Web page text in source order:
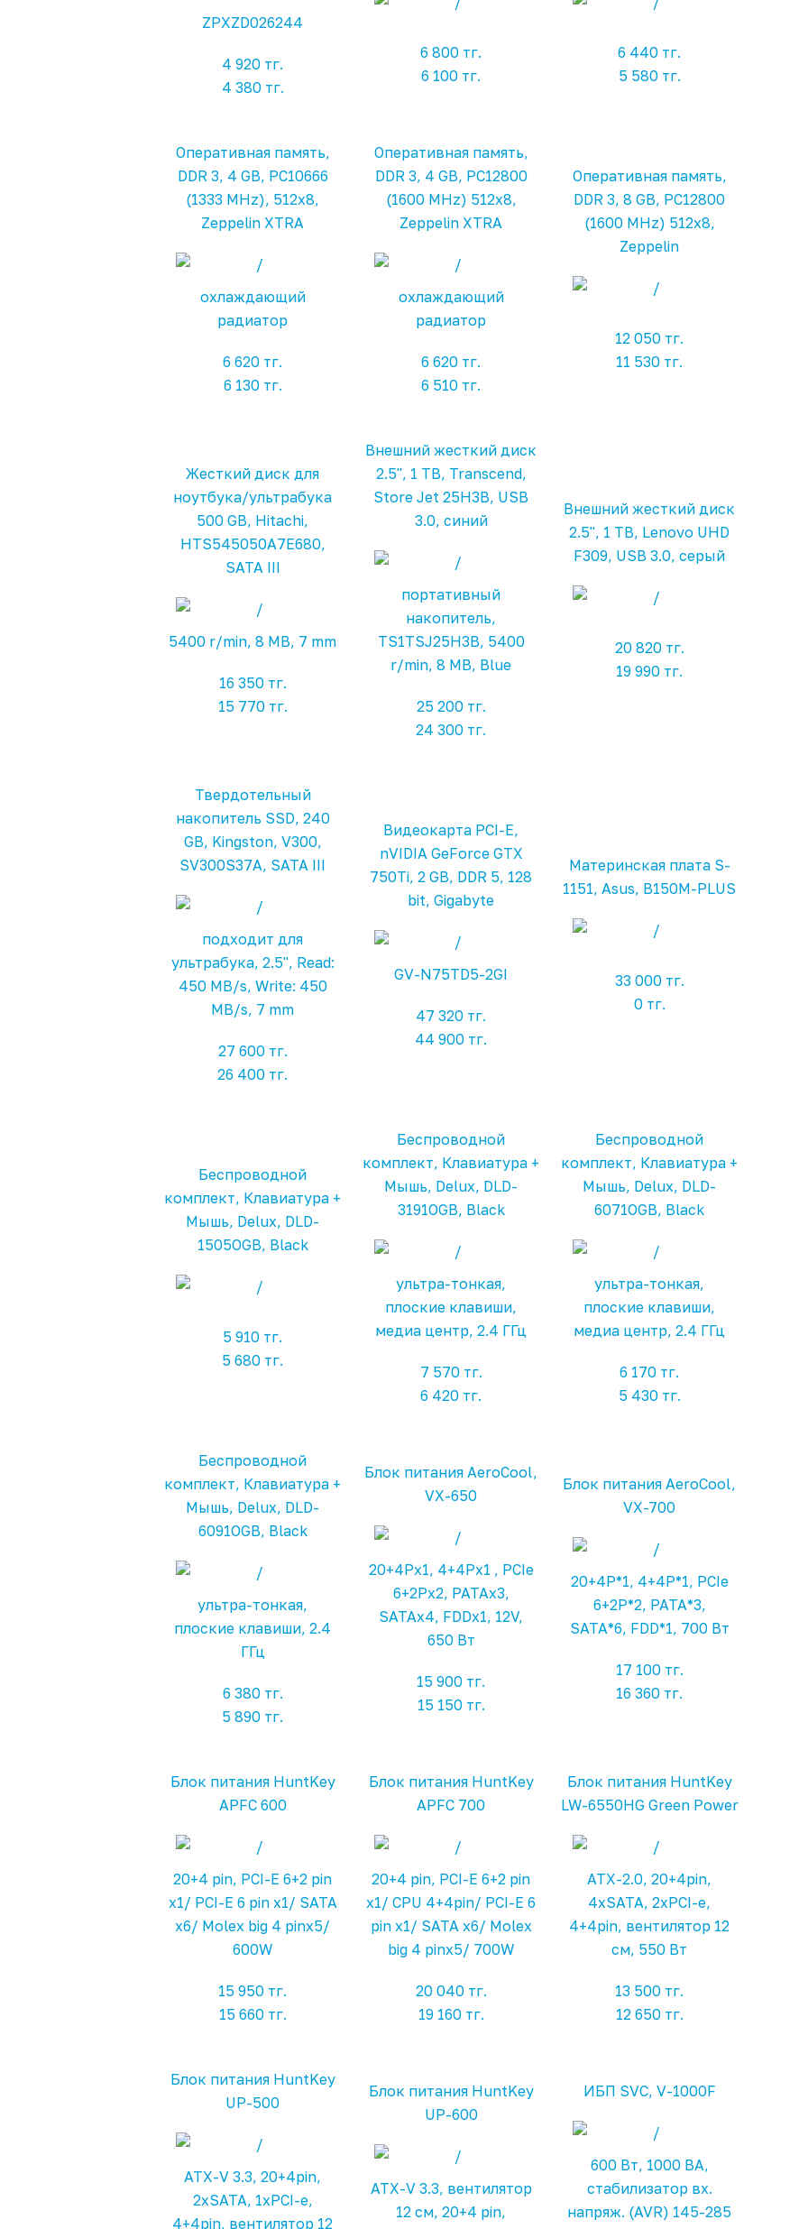
ZPXZD026244
4 920 тг.
4 380 тг.
6 800 тг.
6 100 тг.
6 440 тг.
5 580 тг.
Оперативная память,
DDR 3, 4 GB, PC10666
(1333 MHz), 512x8,
Zeppelin XTRA
охлаждающий
радиатор
6 620 тг.
6 130 тг.
Оперативная память,
DDR 3, 4 GB, PC12800
(1600 MHz) 512x8,
Zeppelin XTRA
охлаждающий
радиатор
6 620 тг.
6 510 тг.
Оперативная память,
DDR 3, 8 GB, PC12800
(1600 MHz) 512x8,
Zeppelin
12 050 тг.
11 530 тг.
Жесткий диск для
ноутбука/ультрабука
500 GB, Hitachi,
HTS545050A7E680,
SATA III
5400 r/min, 8 MB, 7 mm
16 350 тг.
15 770 тг.
Внешний жесткий диск
2.5", 1 TB, Transcend,
Store Jet 25H3B, USB
3.0, синий
портативный
накопитель,
TS1TSJ25H3B, 5400
r/min, 8 MB, Blue
25 200 тг.
24 300 тг.
Внешний жесткий диск
2.5", 1 TB, Lenovo UHD
F309, USB 3.0, серый
20 820 тг.
19 990 тг.
Твердотельный
накопитель SSD, 240
GB, Kingston, V300,
SV300S37A, SATA III
подходит для
ультрабука, 2.5", Read:
450 MB/s, Write: 450
MB/s, 7 mm
27 600 тг.
26 400 тг.
Видеокарта PCI-E,
nVIDIA GeForce GTX
750Ti, 2 GB, DDR 5, 128
bit, Gigabyte
GV-N75TD5-2GI
47 320 тг.
44 900 тг.
Материнская плата S-
1151, Asus, B150M-PLUS
33 000 тг.
0 тг.
Беспроводной
комплект, Клавиатура +
Мышь, Delux, DLD-
1505OGB, Black
5 910 тг.
5 680 тг.
Беспроводной
комплект, Клавиатура +
Мышь, Delux, DLD-
3191OGB, Black
ультра-тонкая,
плоские клавиши,
медиа центр, 2.4 ГГц
7 570 тг.
6 420 тг.
Беспроводной
комплект, Клавиатура +
Мышь, Delux, DLD-
6071OGB, Black
ультра-тонкая,
плоские клавиши,
медиа центр, 2.4 ГГц
6 170 тг.
5 430 тг.
Беспроводной
комплект, Клавиатура +
Мышь, Delux, DLD-
6091OGB, Black
ультра-тонкая,
плоские клавиши, 2.4
ГГц
6 380 тг.
5 890 тг.
Блок питания AeroCool,
VX-650
20+4Px1, 4+4Px1 , PCIe
6+2Px2, PATAx3,
SATAx4, FDDx1, 12V,
650 Вт
15 900 тг.
15 150 тг.
Блок питания AeroCool,
VX-700
20+4P*1, 4+4P*1, PCIe
6+2P*2, PATA*3,
SATA*6, FDD*1, 700 Вт
17 100 тг.
16 360 тг.
Блок питания HuntKey
APFC 600
20+4 pin, PCI-E 6+2 pin
x1/ PCI-E 6 pin x1/ SATA
x6/ Molex big 4 pinx5/
600W
15 950 тг.
15 660 тг.
Блок питания HuntKey
APFC 700
20+4 pin, PCI-E 6+2 pin
x1/ CPU 4+4pin/ PCI-E 6
pin x1/ SATA x6/ Molex
big 4 pinx5/ 700W
20 040 тг.
19 160 тг.
Блок питания HuntKey
LW-6550HG Green Power
ATX-2.0, 20+4pin,
4xSATA, 2xPCI-e,
4+4pin, вентилятор 12
см, 550 Вт
13 500 тг.
12 650 тг.
Блок питания HuntKey
UP-500
ATX-V 3.3, 20+4pin,
2xSATA, 1xPCI-e,
4+4pin, вентилятор 12
Блок питания HuntKey
UP-600
ATX-V 3.3, вентилятор
12 см, 20+4 pin,
ИБП SVC, V-1000F
600 Вт, 1000 ВА,
стабилизатор вх.
напряж. (AVR) 145-285